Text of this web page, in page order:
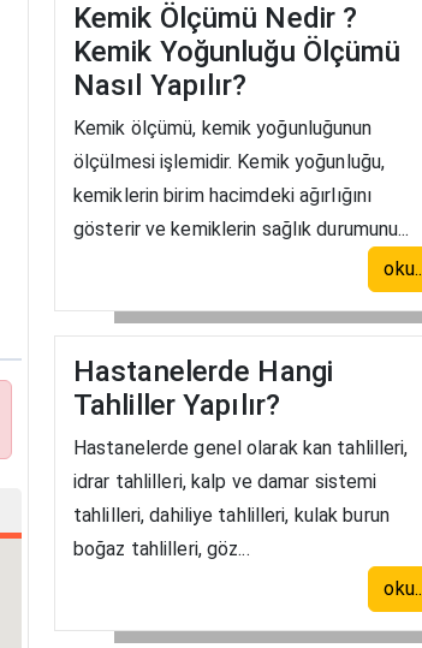
Kemik Ölçümü Nedir ?
Kemik Yoğunluğu Ölçümü
Nasıl Yapılır?
Kemik ölçümü, kemik yoğunluğunun
ölçülmesi işlemidir. Kemik yoğunluğu,
kemiklerin birim hacimdeki ağırlığını
gösterir ve kemiklerin sağlık durumunu...
oku..
Hastanelerde Hangi
Tahliller Yapılır?
Hastanelerde genel olarak kan tahlilleri,
idrar tahlilleri, kalp ve damar sistemi
tahlilleri, dahiliye tahlilleri, kulak burun
boğaz tahlilleri, göz...
oku..